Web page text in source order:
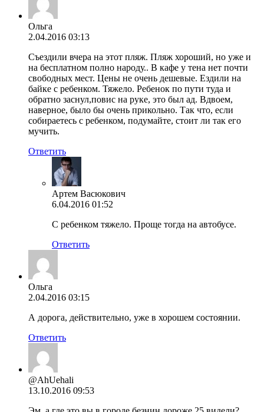
Ольга
2.04.2016 03:13
Съездили вчера на этот пляж. Пляж хороший, но уже и
на бесплатном полно народу.. В кафе у тена нет почти
свободных мест. Цены не очень дешевые. Ездили на
байке с ребенком. Тяжело. Ребенок по пути туда и
обратно заснул,повис на руке, это был ад. Вдвоем,
наверное, было бы очень прикольно. Так что, если
собираетесь с ребенком, подумайте, стоит ли так его
мучить.
Ответить
Артем Васюкович
6.04.2016 01:52
С ребенком тяжело. Проще тогда на автобусе.
Ответить
Ольга
2.04.2016 03:15
А дорога, действительно, уже в хорошем состоянии.
Ответить
@AhUehali
13.10.2016 09:53